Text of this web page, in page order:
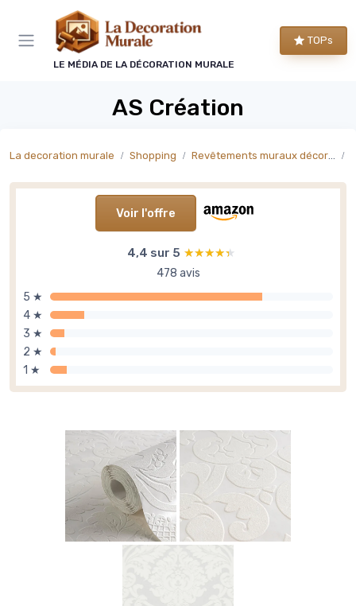
LE MÉDIA DE LA DÉCORATION MURALE
TOPs
AS Création
La decoration murale Shopping Revêtements muraux décoratifs
Voir l'offre
4,4 sur 5 ★★★★★
★★★★★
478 avis
5 ★
4 ★
3 ★
2 ★
1 ★
Panneau de gestion des cookies